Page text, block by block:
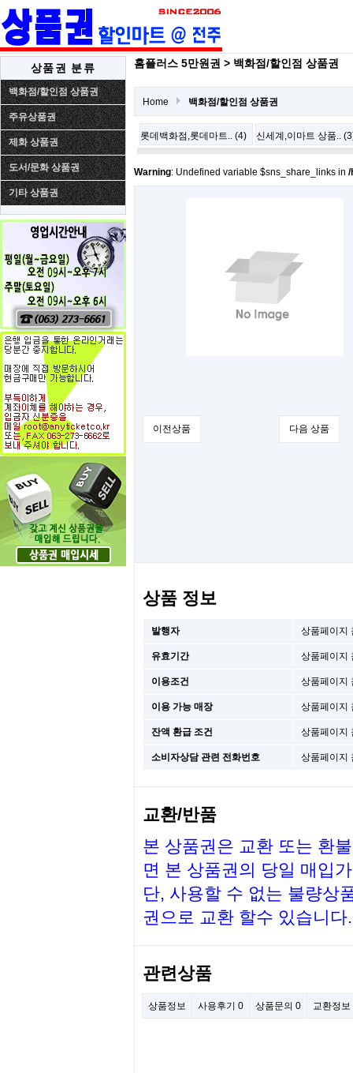
상품권 분류
백화점/할인점 상품권
주유상품권
제화 상품권
도서/문화 상품권
기타 상품권
홈플러스 5만원권 > 백화점/할인점 상품권
Home 백화점/할인점 상품권
롯데백화점,롯데마트.. (4) 신세계,이마트 상품..
Warning: Undefined variable $sns_share_links in /
이전상품 다음 상품
상품 정보
발행자 상품페이지
유효기간 상품페이지
이용조건 상품페이지
이용 가능 매장 상품페이지
잔액 환급 조건 상품페이지
소비자상담 관련 전화번호 상품페이지
교환/반품
본 상품권은 교환 또는 환
면 본 상품권의 당일 매입
단, 사용할 수 없는 불량상
권으로 교환 할수 있습니다.
관련상품
상품정보 사용후기 0 상품문의 0 교환정보